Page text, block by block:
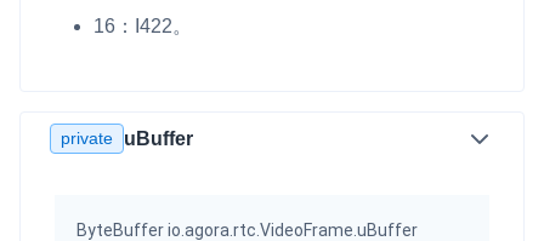
16：I422。
private uBuffer
ByteBuffer io.agora.rtc.VideoFrame.uBuffer